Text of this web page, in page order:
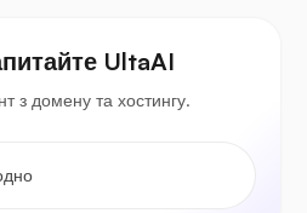
UltaAI
з домену та хостингу.